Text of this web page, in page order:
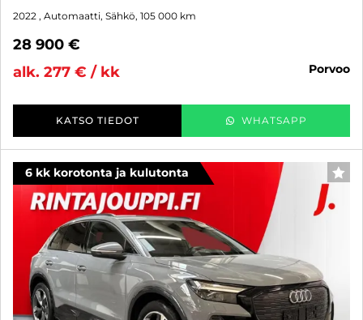
2022 , Automaatti, Sähkö, 105 000 km
28 900 €
alk. 277 € / kk
porvoo
KATSO TIEDOT WHATSAPP
6 kk korotonta ja kulutonta